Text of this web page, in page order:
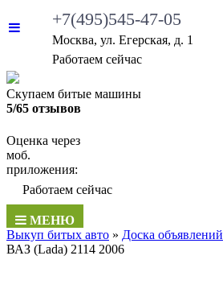
+7(495)545-47-05
Москва, ул. Егерская, д. 1
Работаем сейчас
Скупаем битые машины
5/65 отзывов
Оценка через
моб.
приложения:
Работаем сейчас
МЕНЮ
Выкуп битых авто » Доска объявлений
ВАЗ (Lada) 2114 2006